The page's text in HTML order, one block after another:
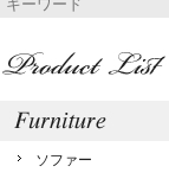
ソファー